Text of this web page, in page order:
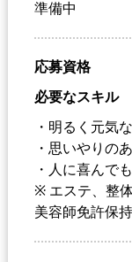
準備中
応募資格
必要なスキル
・明るく元気
・思いやりの
・人に喜んで
※ エステ、整
美容師免許保